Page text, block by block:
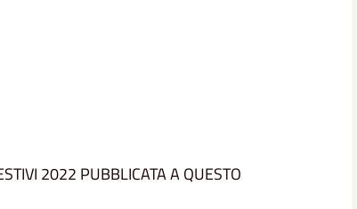
2022 PUBBLICATA A QUESTO